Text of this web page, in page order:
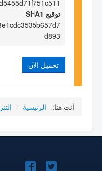
توقيع SHA1
d893
تحميل الآن
أنت هنا: الرئيسية /